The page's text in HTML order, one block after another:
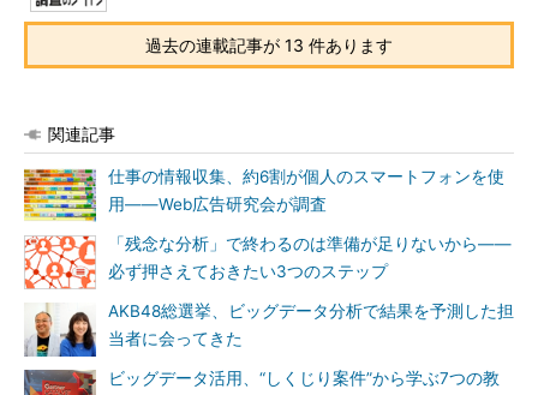
過去の連載記事が 13 件あります
関連記事
仕事の情報収集、約6割が個人のスマートフォンを使
用――Web広告研究会が調査
「残念な分析」で終わるのは準備が足りないから――
必ず押さえておきたい3つのステップ
AKB48総選挙、ビッグデータ分析で結果を予測した担
当者に会ってきた
ビッグデータ活用、“しくじり案件”から学ぶ7つの教